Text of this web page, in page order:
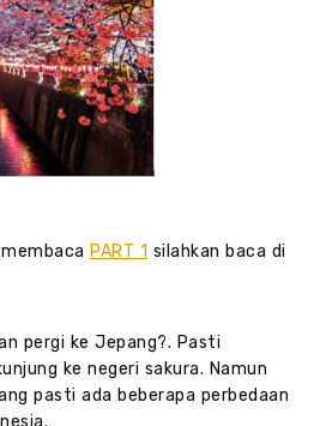
PART 1 silahkan baca di
pergi ke Jepang?. Pasti
ke negeri sakura. Namun
pasti ada beberapa perbedaan